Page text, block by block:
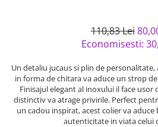
Solutii si lavete de curatare
110,83 Lei
Economisesti:
Un detaliu jucaus si plin de
in forma de chitara va aduce un strop
Finisajul elegant al inoxului il face usor
distinctiv va atrage privirile. Perfect
un cadou inspirat, acest colier va
autenticitate in viata celui